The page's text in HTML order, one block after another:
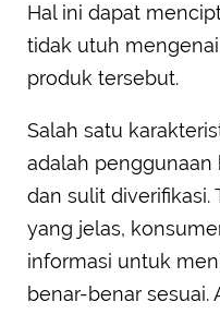
Hal ini dapat
tidak utuh
produk tersebut.
Salah satu
adalah
dan sulit diverifikasi.
yang jelas,
informasi untuk
benar-benar sesuai.